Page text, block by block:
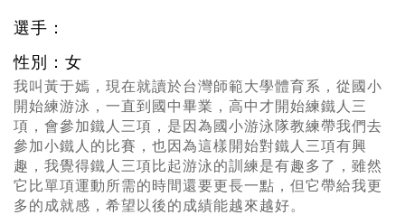
選手：
性別：女
我叫黃于嫣，現在就讀於台灣師範大學體育系，從國小
開始練游泳，一直到國中畢業，高中才開始練鐵人三
項，會參加鐵人三項，是因為國小游泳隊教練帶我們去
參加小鐵人的比賽，也因為這樣開始對鐵人三項有興
趣，我覺得鐵人三項比起游泳的訓練是有趣多了，雖然
它比單項運動所需的時間還要更長一點，但它帶給我更
多的成就感，希望以後的成績能越來越好。